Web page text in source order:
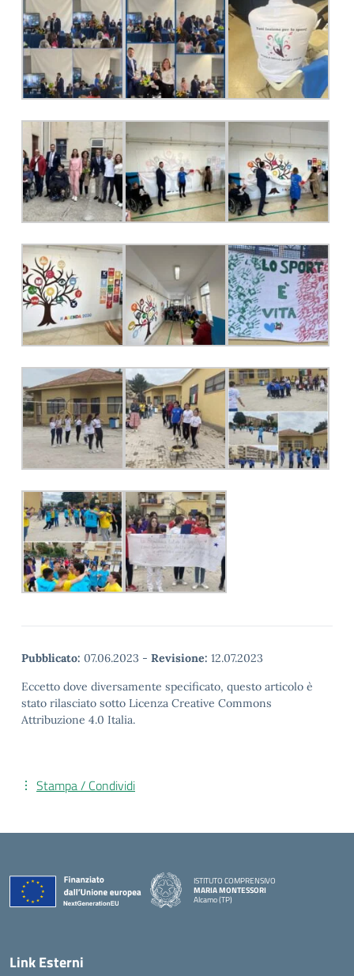
Pubblicato: 07.06.2023 - Revisione: 12.07.2023
Eccetto dove diversamente specificato, questo articolo è
stato rilasciato sotto Licenza Creative Commons
Attribuzione 4.0 Italia.
Stampa / Condividi
ISTITUTO COMPRENSIVO
MARIA MONTESSORI
Alcamo (TP)
Link Esterni